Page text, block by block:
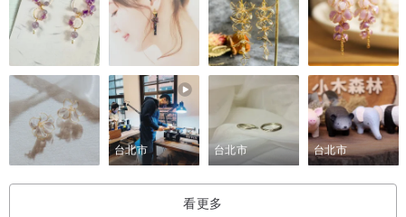
我們相信，在這麼多的圖騰中，總會有與你有所共鳴的！
歡迎在 Instagram ＠paperself_tw 與我們分享 :)
台北市 台北市 台北市
看更多